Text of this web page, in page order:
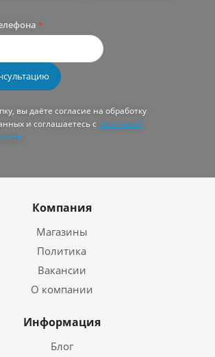
*
вы даёте согласие на обработку
и соглашаетесь с политикой
Компания
Магазины
Политика
Вакансии
О компании
Информация
Блог